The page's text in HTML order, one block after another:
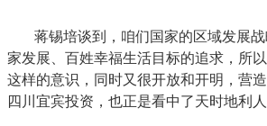
蒋锡培谈到，咱们国家的区域发展
家发展、百姓幸福生活目标的追求，所
这样的意识，同时又很开放和开明，营
四川宜宾投资，也正是看中了天时地利